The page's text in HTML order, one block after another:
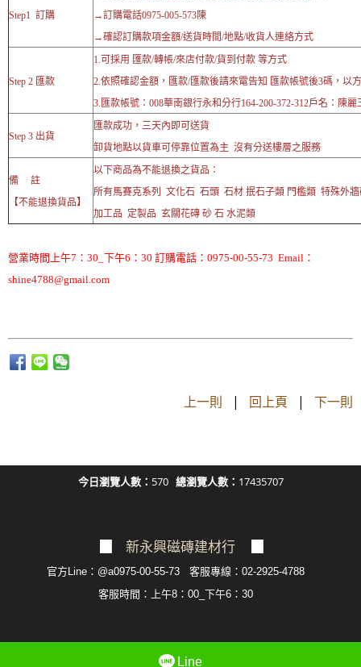
Step1 訂購
→訂購電話0975-005-573陳
→確認訂購款項金額/送貨時間/地點/收貨人連絡方式
Step 2 匯款
1.可採用 匯款/轉帳/來店付款/貨到付款 等方式
2.依照確認金額，匯款/匯款後請來電告知 匯款帳號後3碼，以
3.匯款帳號：008華南銀行永和分行164-200-372-312戶名：陳麗
Step 3 出貨
匯款成功，三天內即可送貨
卸貨地點以貨車可停靠位置為主 沒有分送樓層之服務
備 註
【不能退換貨品】
以下商品為不能退換之貨品：
所有馬賽克系列 文化石 石頭 石材 抿石子類 門檻類 特殊外
加工品 定製品 玄關花磚 砂 石 水泥類
營業時間上午7：30_下午6：30 訂購電話：0975-00-55-73 Email：
shine4788@gmail.com
上一則 | 回上頁 | 下一則
今日瀏覽人數： 570 總瀏覽人數： 17435707
新永興磁磚建材行
官方Line：@a0975-00-55-73 客服專線：02-2925-4788
客服時間：上午8：00_下午6：30
Line